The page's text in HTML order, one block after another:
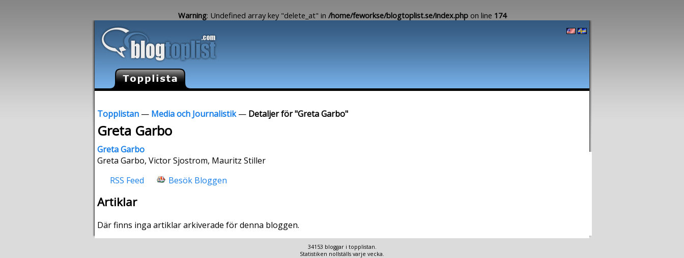
Warning: Undefined array key "delete_at" in /home/feworkse/blogtoplist.se/index.phpon line 174
Topplistan — Media och Journalistik— Detaljer för "Greta Garbo"
Greta Garbo
Greta Garbo
Greta Garbo, Victor Sjostrom, Mauritz Stiller
RSS Feed
Besök Bloggen
Artiklar
Där finns inga artiklar arkiverade för denna bloggen.
34153 bloggar i topplistan.
Statistiken nollställs varje vecka.